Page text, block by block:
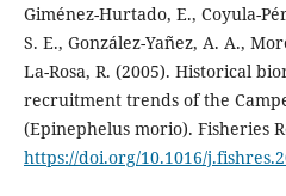
Giménez-Hurtado, E., Coyula-
S. E., González-Yañez, A. A.,
La-Rosa, R. (2005). Historical
recruitment trends of the
(Epinephelus morio). Fisheries
https://doi.org/10.1016/